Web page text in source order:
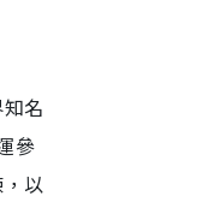
名
參
以